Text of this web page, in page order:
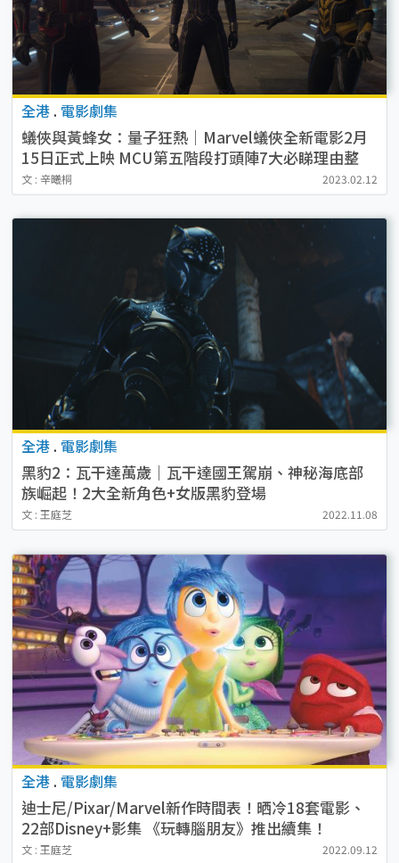
全港 . 電影劇集
蟻俠與黃蜂女：量子狂熱｜Marvel蟻俠全新電影2月
15日正式上映 MCU第五階段打頭陣7大必睇理由整
合！
文 : 辛曦桐 2023.02.12
全港 . 電影劇集
黑豹2：瓦干達萬歲｜瓦干達國王駕崩、神秘海底部
族崛起！2大全新角色+女版黑豹登場
文 : 王庭芝 2022.11.08
全港 . 電影劇集
迪士尼/Pixar/Marvel新作時間表！晒冷18套電影、
22部Disney+影集 《玩轉腦朋友》推出續集！
文 : 王庭芝 2022.09.12